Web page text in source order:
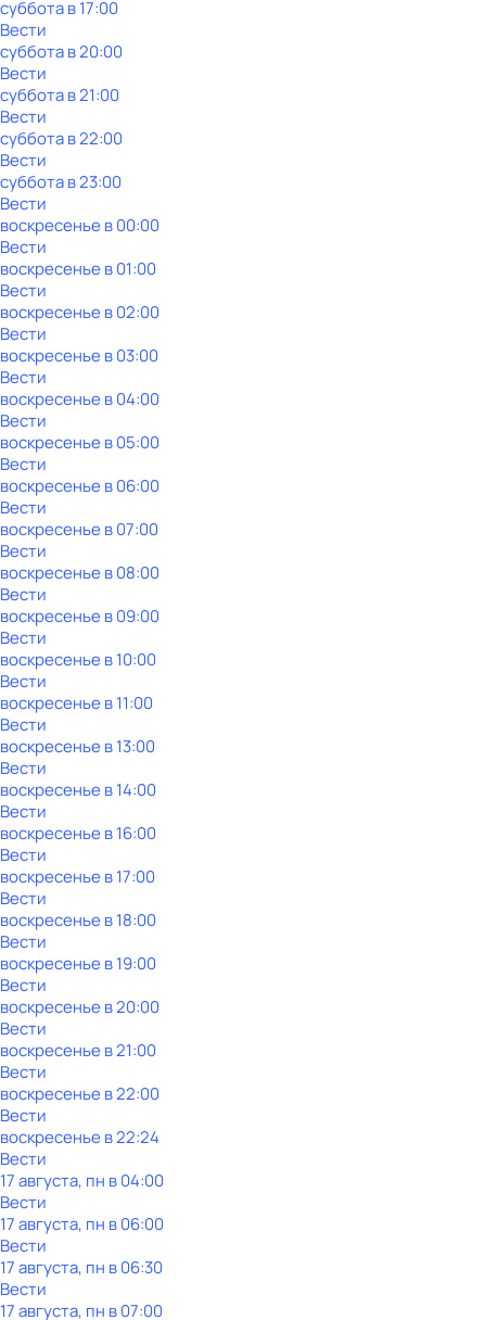
субботав17:00
Вести
субботав20:00
Вести
субботав21:00
Вести
субботав22:00
Вести
субботав23:00
Вести
воскресенье в00:00
Вести
воскресенье в01:00
Вести
воскресенье в02:00
Вести
воскресенье в03:00
Вести
воскресенье в04:00
Вести
воскресенье в05:00
Вести
воскресенье в06:00
Вести
воскресенье в07:00
Вести
воскресенье в08:00
Вести
воскресенье в09:00
Вести
воскресенье в10:00
Вести
воскресенье в11:00
Вести
воскресенье в13:00
Вести
воскресенье в14:00
Вести
воскресенье в16:00
Вести
воскресенье в17:00
Вести
воскресенье в18:00
Вести
воскресенье в19:00
Вести
воскресенье в20:00
Вести
воскресенье в21:00
Вести
воскресенье в22:00
Вести
воскресенье в22:24
Вести
17 августа, пн в 04:00
Вести
17 августа, пн в 06:00
Вести
17 августа, пн в 06:30
Вести
17 августа, пн в 07:00